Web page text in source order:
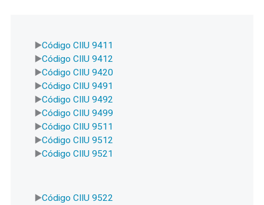
Código CIIU 9411
Código CIIU 9412
Código CIIU 9420
Código CIIU 9491
Código CIIU 9492
Código CIIU 9499
Código CIIU 9511
Código CIIU 9512
Código CIIU 9521
Código CIIU 9522